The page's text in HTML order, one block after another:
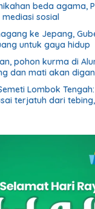
beda agama,
sosial
ke Jepang,
untuk gaya hidup
pohon kurma di
dan mati akan
Lombok
terjatuh dari